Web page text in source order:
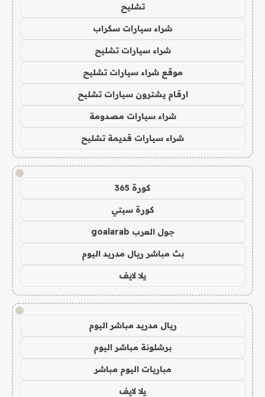
تشليح
شراء سيارات سكراب
شراء سيارات تشليح
موقع شراء سيارات تشليح
ارقام يشترون سيارات تشليح
شراء سيارات مصدومة
شراء سيارات قديمة تشليح
!
كورة 365
كورة سيتي
جول العرب goalarab
بث مباشر ريال مدريد اليوم
يلا لايف
!
ريال مدريد مباشر اليوم
برشلونة مباشر اليوم
مباريات اليوم مباشر
يلا لايف